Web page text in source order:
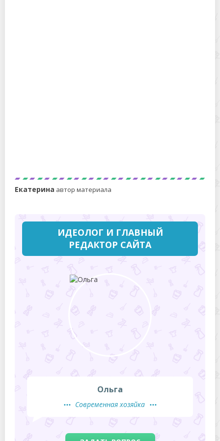
Екатерина автор материала
ИДЕОЛОГ И ГЛАВНЫЙ
РЕДАКТОР САЙТА
Ольга
Современная хозяйка